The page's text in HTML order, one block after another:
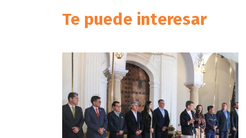
Te puede interesar